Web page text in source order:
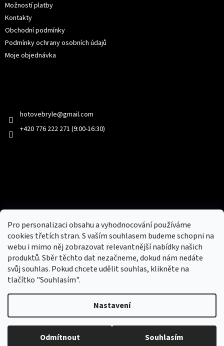
Pro personalizaci obsahu a vyhodnocování používáme
cookies třetích stran. S vaším souhlasem budeme schopni na
webu i mimo něj zobrazovat relevantnější nabídky našich
produktů. Sběr těchto dat nezačneme, dokud nám nedáte
svůj souhlas. Pokud chcete udělit souhlas, klikněte na
tlačítko "Souhlasím".
Nastavení
Odmítnout Souhlasím
Možností platby
Kontakty
Obchodní podmínky
Podmínky ochrany osobních údajů
Moje objednávka
hotovebryle@gmail.com
+420 776 222 271 (9:00-16:30)
Nový obchod s batohy, cestovními zavazadly, tašky a peněženky
Copyright 2026hotovebryle.cz
. Všechna práva